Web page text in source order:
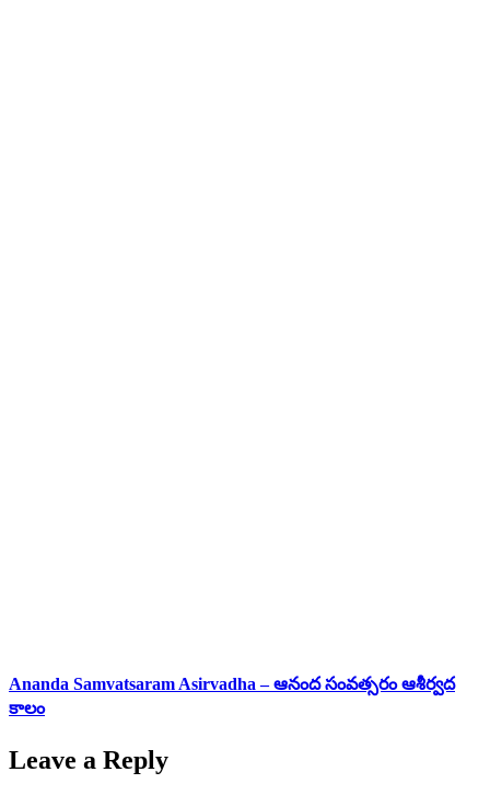
Ananda Samvatsaram Asirvadha – ఆనంద సంవత్సరం ఆశీర్వద
కాలం
Leave a Reply